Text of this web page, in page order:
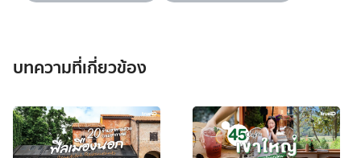
บทความที่เกี่ยวข้อง